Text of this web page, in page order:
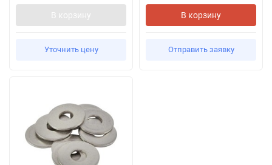
В корзину
Уточнить цену
В корзину
Отправить заявку